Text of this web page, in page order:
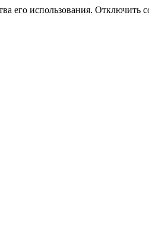
его использования. Отключить